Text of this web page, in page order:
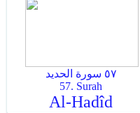
٥٧ سورة الحديد
57. Surah
Al-Hadîd